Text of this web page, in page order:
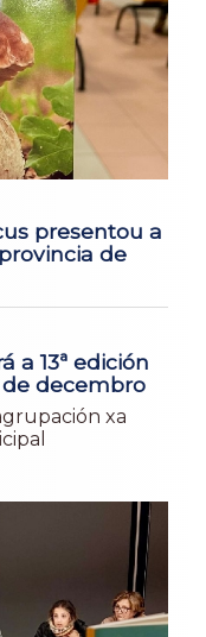
presentou a
de
a 13ª edición
de decembro
xa